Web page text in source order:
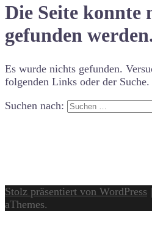
Die Seite konnte
gefunden
Es wurde nichts gefunden.
folgenden Links oder der Suche.
Suchen nach:
Stolz präsentiert von WordPress |
aThemes.